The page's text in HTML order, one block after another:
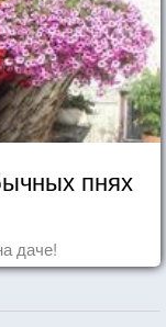
пнях
даче!